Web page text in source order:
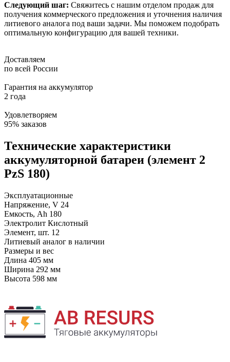
Следующий шаг: Свяжитесь с нашим отделом продаж для
получения коммерческого предложения и уточнения наличия
литиевого аналога под ваши задачи. Мы поможем подобрать
оптимальную конфигурацию для вашей техники.
Доставляем
по всей России
Гарантия на аккумулятор
2 года
Удовлетворяем
95% заказов
Технические характеристики
аккумуляторной батареи (элемент 2
PzS 180)
Эксплуатационные
Напряжение, V 24
Емкость, Ah 180
Электролит Кислотный
Элемент, шт. 12
Литиевый аналог в наличии
Размеры и вес
Длина 405 мм
Ширина 292 мм
Высота 598 мм